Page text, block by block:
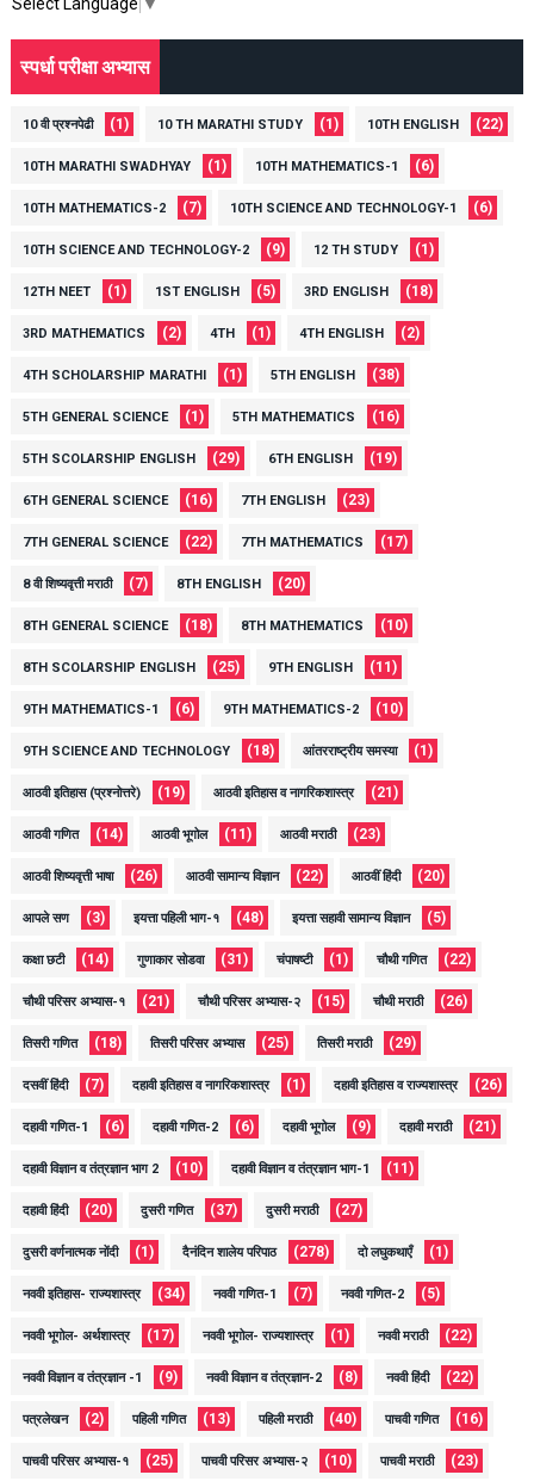
स्पर्धा परीक्षा अभ्यास
10 वी प्रश्नपेढी (1) 10 TH MARATHI STUDY (1) 10TH ENGLISH (22)
10TH MARATHI SWADHYAY (1) 10TH MATHEMATICS-1 (6)
10TH MATHEMATICS-2 (7) 10TH SCIENCE AND TECHNOLOGY-1 (6)
10TH SCIENCE AND TECHNOLOGY-2 (9) 12 TH STUDY (1)
12TH NEET (1) 1ST ENGLISH (5) 3RD ENGLISH (18)
3RD MATHEMATICS (2) 4TH (1) 4TH ENGLISH (2)
4TH SCHOLARSHIP MARATHI (1) 5TH ENGLISH (38)
5TH GENERAL SCIENCE (1) 5TH MATHEMATICS (16)
5TH SCOLARSHIP ENGLISH (29) 6TH ENGLISH (19)
6TH GENERAL SCIENCE (16) 7TH ENGLISH (23)
7TH GENERAL SCIENCE (22) 7TH MATHEMATICS (17)
8 वी शिष्यवृत्ती मराठी (7) 8TH ENGLISH (20)
8TH GENERAL SCIENCE (18) 8TH MATHEMATICS (10)
8TH SCOLARSHIP ENGLISH (25) 9TH ENGLISH (11)
9TH MATHEMATICS-1 (6) 9TH MATHEMATICS-2 (10)
9TH SCIENCE AND TECHNOLOGY (18) आंतरराष्ट्रीय समस्या (1)
आठवी इतिहास (प्रश्नोत्तरे) (19) आठवी इतिहास व नागरिकशास्त्र (21)
आठवी गणित (14) आठवी भूगोल (11) आठवी मराठी (23)
आठवी शिष्यवृत्ती भाषा (26) आठवी सामान्य विज्ञान (22) आठवीं हिंदी (20)
आपले सण (3) इयत्ता पहिली भाग-१ (48) इयत्ता सहावी सामान्य विज्ञान (5)
कक्षा छटी (14) गुणाकार सोडवा (31) चंपाषष्टी (1) चौथी गणित (22)
चौथी परिसर अभ्यास-१ (21) चौथी परिसर अभ्यास-२ (15) चौथी मराठी (26)
तिसरी गणित (18) तिसरी परिसर अभ्यास (25) तिसरी मराठी (29)
दसवीं हिंदी (7) दहावी इतिहास व नागरिकशास्त्र (1) दहावी इतिहास व राज्यशास्त्र (26)
दहावी गणित-1 (6) दहावी गणित-2 (6) दहावी भूगोल (9) दहावी मराठी (21)
दहावी विज्ञान व तंत्रज्ञान भाग 2 (10) दहावी विज्ञान व तंत्रज्ञान भाग-1 (11)
दहावी हिंदी (20) दुसरी गणित (37) दुसरी मराठी (27)
दुसरी वर्णनात्मक नोंदी (1) दैनंदिन शालेय परिपाठ (278) दो लघुकथाएँ (1)
नववी इतिहास- राज्यशास्त्र (34) नववी गणित-1 (7) नववी गणित-2 (5)
नववी भूगोल- अर्थशास्त्र (17) नववी भूगोल- राज्यशास्त्र (1) नववी मराठी (22)
नववी विज्ञान व तंत्रज्ञान -1 (9) नववी विज्ञान व तंत्रज्ञान-2 (8) नववी हिंदी (22)
पत्रलेखन (2) पहिली गणित (13) पहिली मराठी (40) पाचवी गणित (16)
पाचवी परिसर अभ्यास-१ (25) पाचवी परिसर अभ्यास-२ (10) पाचवी मराठी (23)